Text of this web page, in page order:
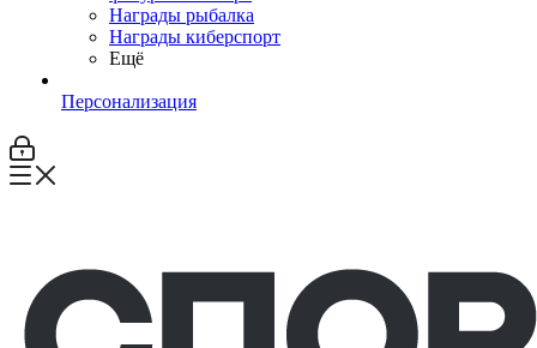
Награды рыбалка
Награды киберспорт
Ещё
Персонализация